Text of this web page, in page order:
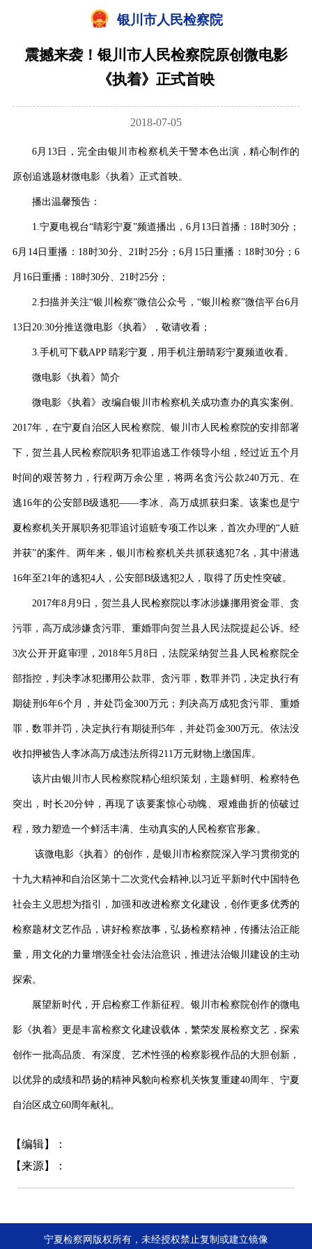
银川市人民检察院
震撼来袭！银川市人民检察院原创微电影
《执着》正式首映
2018-07-05
6月 13日，完全由银川市检察机关干警本色出演，精心制作的
原创追逃题材微电影《执着》 正式首映。
播出温馨预告：
1.宁夏电视台“睛彩宁夏”频道播出，6月13日首播：18时30分；
6月14日重播：18时30分、21时25分；6月15日重播：18时30分；6
月16日重播：18时30分、21时25分；
2.扫描并关注“银川检察”微信公众号，“银川检察”微信平台6月
13日20:30分推送微电影《执着》，敬请收看；
3.手机可下载APP 睛彩宁夏，用手机注册睛彩宁夏频道收看。
微电影《执着》简介
微电影《执着》改编自银川市检察机关成功查办的真实案例。
2017年，在宁夏自治区人民检察院、银川市人民检察院的安排部署
下，贺兰县人民检察院职务犯罪追逃工作领导小组，经过近五个月
时间的艰苦努力，行程两万余公里，将两名贪污公款240万元、在
逃16年的公安部B级逃犯——李冰、高万成抓获归案。该案也是宁
夏检察机关开展职务犯罪追讨追赃专项工作以来，首次办理的“人赃
并获”的案件。两年来，银川市检察机关共抓获逃犯7名，其中潜逃
16年至21年的逃犯4人，公安部B级逃犯2人，取得了历史性突破。
2017年8月9日，贺兰县人民检察院以李冰涉嫌挪用资金罪、贪
污罪，高万成涉嫌贪污罪、重婚罪向贺兰县人民法院提起公诉。经
3次公开开庭审理，2018年5月8日，法院采纳贺兰县人民检察院全
部指控，判决李冰犯挪用公款罪、贪污罪，数罪并罚，决定执行有
期徒刑6年6个月，并处罚金300万元；判决高万成犯贪污罪、重婚
罪，数罪并罚，决定执行有期徒刑5年，并处罚金300万元。依法没
收扣押被告人李冰高万成违法所得211万元财物上缴国库。
该片由银川市人民检察院精心组织策划，主题鲜明、检察特色
突出，时长20分钟，再现了该要案惊心动魄、艰难曲折的侦破过
程，致力塑造一个鲜活丰满、生动真实的人民检察官形象。
该微电影《执着》的创作，是银川市检察院深入学习贯彻党的
十九大精神和自治区第十二次党代会精神,以习近平新时代中国特色
社会主义思想为指引，加强和改进检察文化建设，创作更多优秀的
检察题材文艺作品，讲好检察故事，弘扬检察精神，传播法治正能
量，用文化的力量增强全社会法治意识，推进法治银川建设的主动
探索。
展望新时代，开启检察工作新征程。银川市检察院创作的微电
影《执着》更是丰富检察文化建设载体，繁荣发展检察文艺，探索
创作一批高品质、有深度、艺术性强的检察影视作品的大胆创新，
以优异的成绩和昂扬的精神风貌向检察机关恢复重建40周年、宁夏
自治区成立60周年献礼。
【编辑】：
【来源】：
宁夏检察网版权所有，未经授权禁止复制或建立镜像